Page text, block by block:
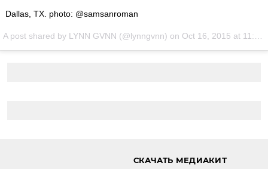
Dallas, TX. photo: @samsanroman
A post shared by LYNN GVNN (@lynngvnn) on Oct 16, 2015 at 11:05pm PDT
СКАЧАТЬ МЕДИАКИТ